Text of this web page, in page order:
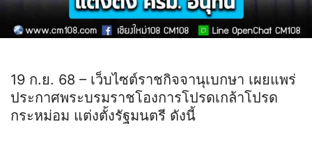
19 ก.ย. 68 – เว็บไซต์ราชกิจจานุเบกษา เผยแพร่
ประกาศพระบรมราชโองการโปรดเกล้าโปรด
กระหม่อม แต่งตั้งรัฐมนตรี ดังนี้